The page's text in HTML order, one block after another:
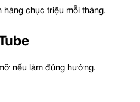
chục triệu mỗi tháng.
nếu làm đúng hướng.